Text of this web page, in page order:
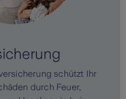
schützt Ihr
durch Feuer,